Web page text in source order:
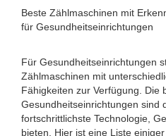
Beste Zählmaschinen mit
für Gesundheitseinrichtungen
Für Gesundheitseinrichtungen
Zählmaschinen mit
Fähigkeiten zur Verfügung. Die
Gesundheitseinrichtungen sind
fortschrittlichste Technologie,
bieten. Hier ist eine Liste